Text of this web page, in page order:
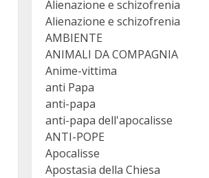
Alienazione e schizofrenia
Alienazione e schizofrenia
AMBIENTE
ANIMALI DA COMPAGNIA
Anime-vittima
anti Papa
anti-papa
anti-papa dell'apocalisse
ANTI-POPE
Apocalisse
Apostasia della Chiesa